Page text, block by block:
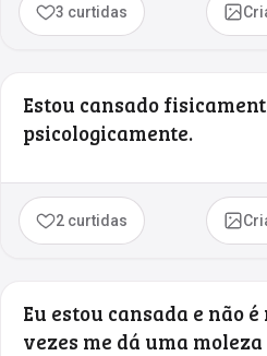
3 curtidas
Estou cansado
psicologicamente.
2 curtidas
Eu estou cansada e não
vezes me dá uma